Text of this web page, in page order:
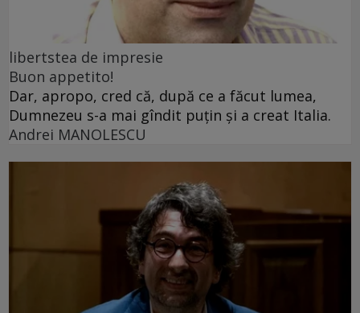
libertstea de impresie
Buon appetito!
Dar, apropo, cred că, după ce a făcut lumea,
Dumnezeu s-a mai gîndit puțin și a creat Italia.
Andrei MANOLESCU